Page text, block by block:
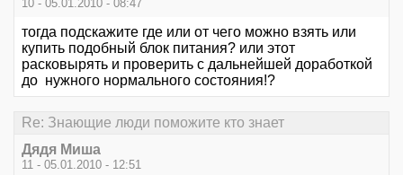
10 - 05.01.2010 - 08:47
тогда подскажите где или от чего можно взять или
купить подобный блок питания? или этот
расковырять и проверить с дальнейшей доработкой
до нужного нормального состояния!?
Re: Знающие люди поможите кто знает
Дядя Миша
11 - 05.01.2010 - 12:51